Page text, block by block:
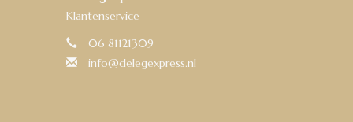
Klantenservice
06 81121309
info@delegexpress.nl